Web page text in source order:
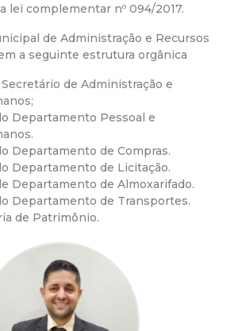
lei complementar nº 094/2017.
de Administração e Recursos
a seguinte estrutura orgânica
de Administração e
Departamento Pessoal e
Departamento de Compras.
Departamento de Licitação.
Departamento de Almoxarifado.
Departamento de Transportes.
de Patrimônio.